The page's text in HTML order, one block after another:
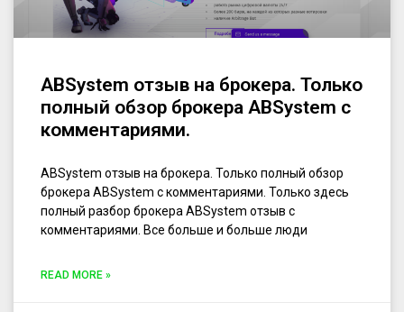
ABSystem отзыв на брокера. Только
полный обзор брокера ABSystem с
комментариями.
ABSystem отзыв на брокера. Только полный обзор
брокера ABSystem с комментариями. Только здесь
полный разбор брокера ABSystem отзыв с
комментариями. Все больше и больше люди
READ MORE »